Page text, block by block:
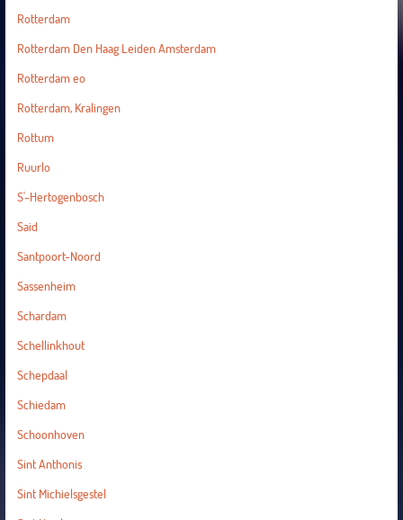
Rotterdam
Rotterdam Den Haag Leiden Amsterdam
Rotterdam eo
Rotterdam, Kralingen
Rottum
Ruurlo
S'-Hertogenbosch
Said
Santpoort-Noord
Sassenheim
Schardam
Schellinkhout
Schepdaal
Schiedam
Schoonhoven
Sint Anthonis
Sint Michielsgestel